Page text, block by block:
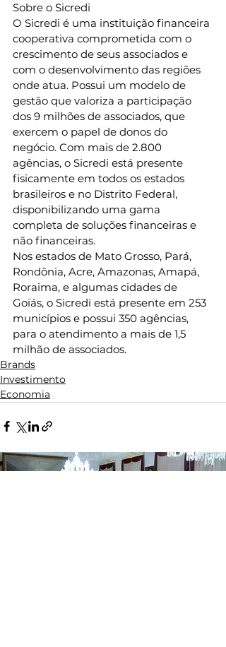
Sobre o Sicredi
O Sicredi é uma instituição financeira
cooperativa comprometida com o
crescimento de seus associados e
com o desenvolvimento das regiões
onde atua. Possui um modelo de
gestão que valoriza a participação
dos 9 milhões de associados, que
exercem o papel de donos do
negócio. Com mais de 2.800
agências, o Sicredi está presente
fisicamente em todos os estados
brasileiros e no Distrito Federal,
disponibilizando uma gama
completa de soluções financeiras e
não financeiras.
Nos estados de Mato Grosso, Pará,
Rondônia, Acre, Amazonas, Amapá,
Roraima, e algumas cidades de
Goiás, o Sicredi está presente em 253
municípios e possui 350 agências,
para o atendimento a mais de 1,5
milhão de associados.
Brands
Investimento
Economia